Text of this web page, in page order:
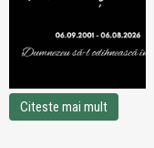
Citeste mai mult